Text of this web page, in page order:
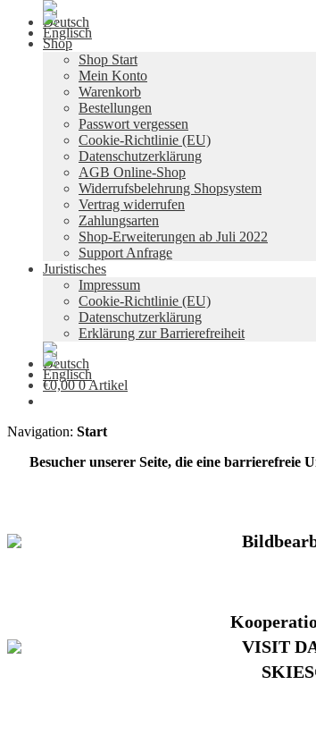
Shop
Shop Start
Mein Konto
Warenkorb
Bestellungen
Passwort vergessen
Cookie-Richtlinie (EU)
Datenschutzerklärung
AGB Online-Shop
Widerrufsbelehrung Shopsystem
Vertrag widerrufen
Zahlungsarten
Shop-Erweiterungen ab Juli 2022
Support Anfrage
Juristisches
Impressum
Cookie-Richtlinie (EU)
Datenschutzerklärung
Erklärung zur Barrierefreiheit
€0,00 0 Artikel
Navigation: Start
Besucher unserer Seite, die eine barrierefreie
VISIT